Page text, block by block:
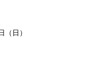
日）